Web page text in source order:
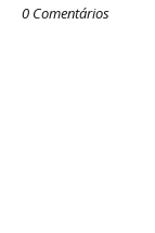
0 Comentários